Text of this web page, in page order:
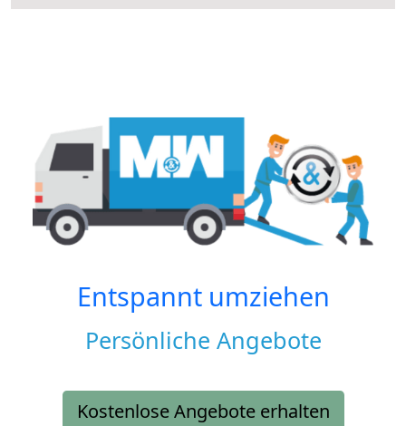
Entspannt umziehen
Persönliche Angebote
Kostenlose Angebote erhalten